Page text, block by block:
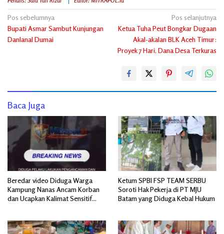
Navigasi
pos
Pos sebelumnya
Bupati Asmar Sambut Kunjungan
Danlanal Dumai
Pos selanjutnya
Ketua Tuha Peut Bongkar Dugaan
Akal-akalan BLK Aceh Timur:
Proyek 7 Hari, Dana Desa Terkuras
Baca Juga
Beredar video Diduga Warga
Kampung Nanas Ancam Korban
dan Ucapkan Kalimat Sensitif
Ketum SPBI FSP TEAM SERBU
Soroti Hak Pekerja di PT MJU
Batam yang Diduga Kebal Hukum